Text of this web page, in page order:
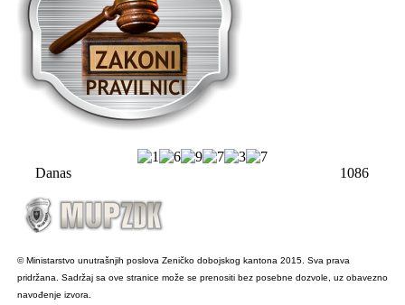
Danas 1086
© Ministarstvo unutrašnjih poslova Zeničko dobojskog kantona 2015. Sva prava
pridržana. Sadržaj sa ove stranice može se prenositi bez posebne dozvole, uz obavezno
navođenje izvora.